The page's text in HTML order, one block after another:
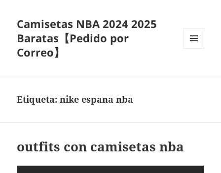
Camisetas NBA 2024 2025
Baratas【Pedido por
Correo】
Etiqueta:nike espana nba
outfits con camisetas nba